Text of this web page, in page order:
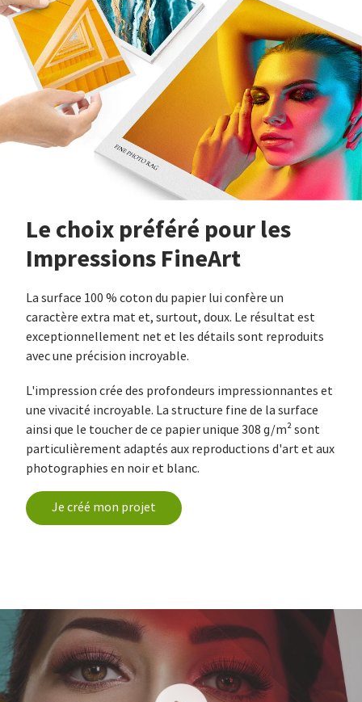
Le choix préféré pour les
Impressions FineArt
La surface 100 % coton du papier lui confère un
caractère extra mat et, surtout, doux. Le résultat est
exceptionnellement net et les détails sont reproduits
avec une précision incroyable.
L'impression crée des profondeurs impressionnantes et
une vivacité incroyable. La structure fine de la surface
ainsi que le toucher de ce papier unique 308 g/m² sont
particulièrement adaptés aux reproductions d'art et aux
photographies en noir et blanc.
Je créé mon projet